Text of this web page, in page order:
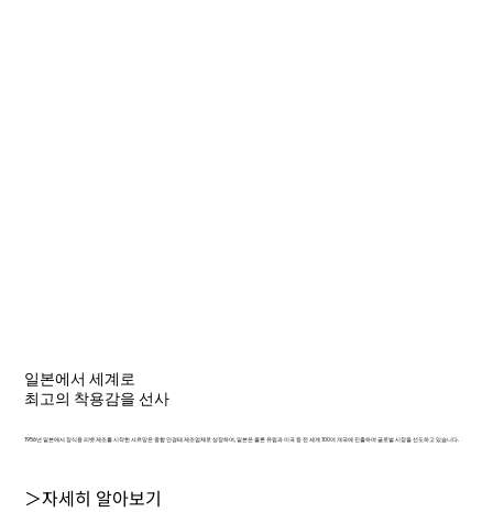
일본에서 세계로
최고의 착용감을 선사
1956년 일본에서 장식용 리벳 제조를 시작한 샤르망은 종합 안경테 제조업체로 성장하여, 일본은 물론 유럽과 미국 등 전 세계 100여 개국에 진출하며 글로벌 시장을 선도하고 있습니다.
＞자세히 알아보기